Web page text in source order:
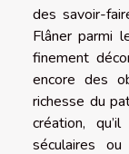
des savoir-
Flâner parmi
finement
encore des
richesse du
création,
séculaires